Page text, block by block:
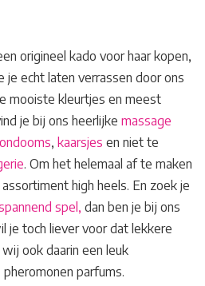
origineel kado voor haar kopen,
echt laten verrassen door ons
mooiste kleurtjes en meest
je bij ons heerlijke massage
, kaarsjes en niet te
. Om het helemaal af te maken
high heels. En zoek je
spel, dan ben je bij ons
je toch liever voor dat lekkere
ook daarin een leuk
parfums.